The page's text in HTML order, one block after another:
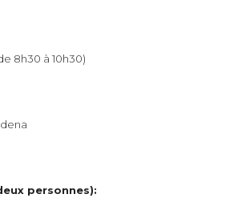
8h30 à 10h30)
personnes):